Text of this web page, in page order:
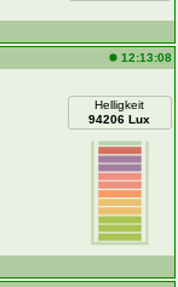
12:13:08
Helligkeit
94206 Lux